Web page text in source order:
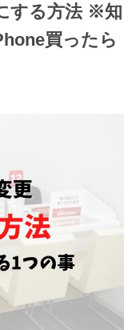
する方法 ※知
買ったら